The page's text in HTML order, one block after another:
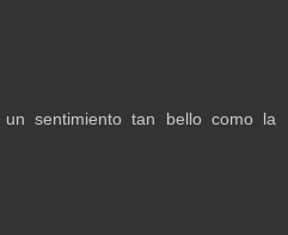
sentimiento tan bello como la